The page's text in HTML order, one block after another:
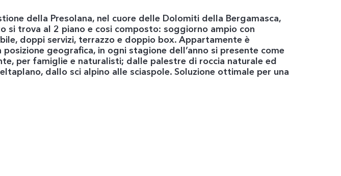
della Presolana, nel cuore delle Dolomiti della Bergamasca,
si trova al 2 piano e cosi composto: soggiorno ampio con
doppi servizi, terrazzo e doppio box. Appartamente è
geografica, in ogni stagione dell’anno si presente come
per famiglie e naturalisti; dalle palestre di roccia naturale ed
dallo sci alpino alle sciaspole. Soluzione ottimale per una